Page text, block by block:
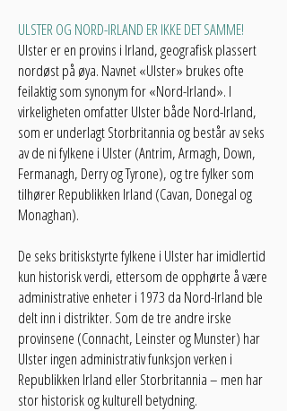
ULSTER OG NORD-IRLAND ER IKKE DET SAMME!
Ulster er en provins i Irland, geografisk plassert
nordøst på øya. Navnet «Ulster» brukes ofte
feilaktig som synonym for «Nord-Irland». I
virkeligheten omfatter Ulster både Nord-Irland,
som er underlagt Storbritannia og består av seks
av de ni fylkene i Ulster (Antrim, Armagh, Down,
Fermanagh, Derry og Tyrone), og tre fylker som
tilhører Republikken Irland (Cavan, Donegal og
Monaghan).
De seks britiskstyrte fylkene i Ulster har imidlertid
kun historisk verdi, ettersom de opphørte å være
administrative enheter i 1973 da Nord-Irland ble
delt inn i distrikter. Som de tre andre irske
provinsene (Connacht, Leinster og Munster) har
Ulster ingen administrativ funksjon verken i
Republikken Irland eller Storbritannia – men har
stor historisk og kulturell betydning.